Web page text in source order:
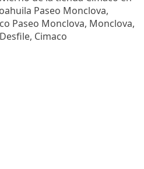
Paseo Monclova,
Paseo Monclova, Monclova,
Cimaco